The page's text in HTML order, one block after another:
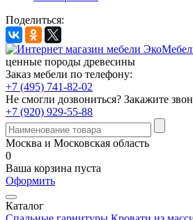
Поделиться:
ценные породы древесины
Заказ мебели по телефону:
+7 (495) 741-82-02
Не смогли дозвониться? Закажите
+7 (920) 929-55-88
Москва и Московская область
0
Ваша корзина пуста
Оформить
Каталог